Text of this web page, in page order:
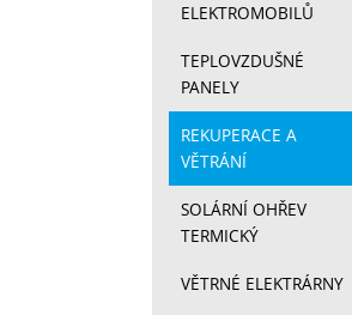
ELEKTROMOBILŮ
TEPLOVZDUŠNÉ
PANELY
REKUPERACE A
VĚTRÁNÍ
SOLÁRNÍ OHŘEV
TERMICKÝ
VĚTRNÉ ELEKTRÁRNY